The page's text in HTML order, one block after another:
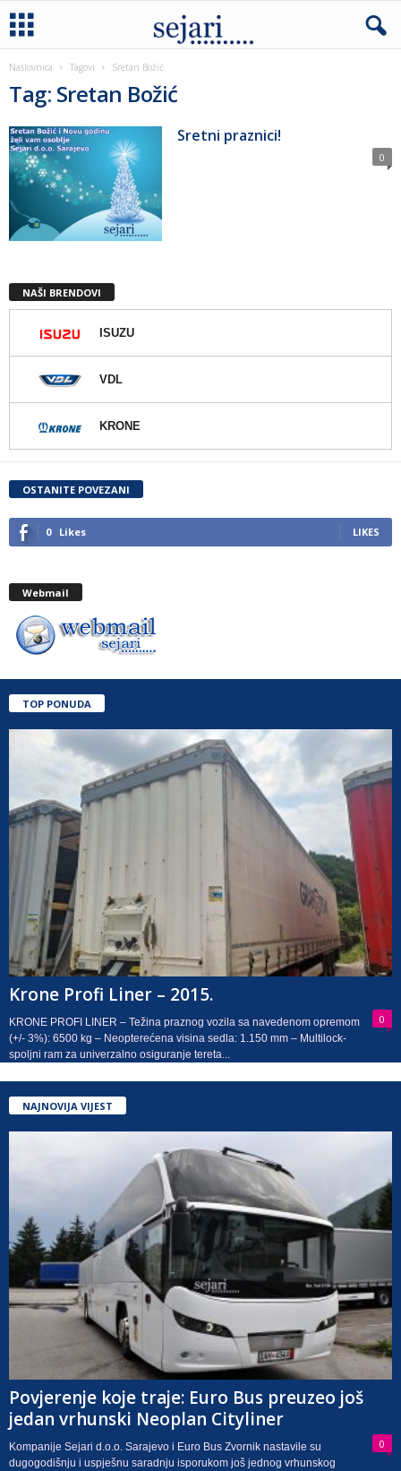
Naslovnica Tagovi Sretan Božić
Tag: Sretan Božić
Sretni praznici!
0
NAŠI BRENDOVI
ISUZU
VDL
KRONE
OSTANITE POVEZANI
0 Likes LIKES
Webmail
TOP PONUDA
Krone Profi Liner – 2015.
0
KRONE PROFI LINER – Težina praznog vozila sa navedenom opremom
(+/- 3%): 6500 kg – Neopterećena visina sedla: 1.150 mm – Multilock-
spoljni ram za univerzalno osiguranje tereta...
NAJNOVIJA VIJEST
Povjerenje koje traje: Euro Bus preuzeo još
jedan vrhunski Neoplan Cityliner
0
Kompanije Sejari d.o.o. Sarajevo i Euro Bus Zvornik nastavile su
dugogodišnju i uspješnu saradnju isporukom još jednog vrhunskog